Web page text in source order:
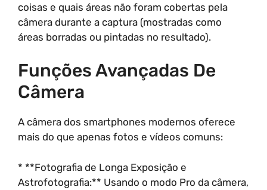
coisas e quais áreas não foram cobertas pela
câmera durante a captura (mostradas como
áreas borradas ou pintadas no resultado).
Funções Avançadas De
Câmera
A câmera dos smartphones modernos oferece
mais do que apenas fotos e vídeos comuns:
* **Fotografia de Longa Exposição e
Astrofotografia:** Usando o modo Pro da câmera,